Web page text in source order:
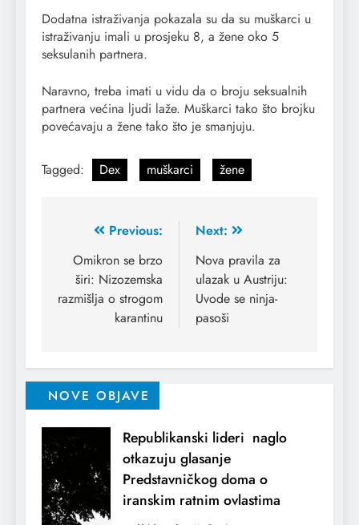
Dodatna istraživanja pokazala su da su muškarci u
istraživanju imali u prosjeku 8, a žene oko 5
seksulanih partnera.
Naravno, treba imati u vidu da o broju seksualnih
partnera većina ljudi laže. Muškarci tako što brojku
povećavaju a žene tako što je smanjuju.
Tagged: Dex muškarci žene
Previous:
Omikron se brzo
širi: Nizozemska
razmišlja o strogom
karantinu
Next:
Nova pravila za
ulazak u Austriju:
Uvode se ninja-
pasoši
NOVE OBJAVE
Republikanski lideri naglo
otkazuju glasanje
Predstavničkog doma o
iranskim ratnim ovlastima